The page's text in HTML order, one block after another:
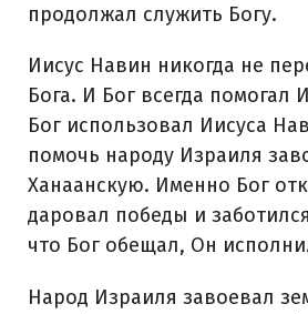
продолжал служить Богу.
Иисус Навин никогда не
Бога. И Бог всегда помогал
Бог использовал Иисуса
помочь народу Израиля
Ханаанскую. Именно Бог
даровал победы и
что Бог обещал, Он
Народ Израиля завоевал